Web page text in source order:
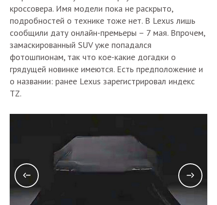
кроссовера. Имя модели пока не раскрыто,
подробностей о технике тоже нет. В Lexus лишь
сообщили дату онлайн-премьеры – 7 мая. Впрочем,
замаскированный SUV уже попадался
фотошпионам, так что кое-какие догадки о
грядущей новинке имеются. Есть предположение и
о названии: ранее Lexus зарегистрировал индекс
TZ.